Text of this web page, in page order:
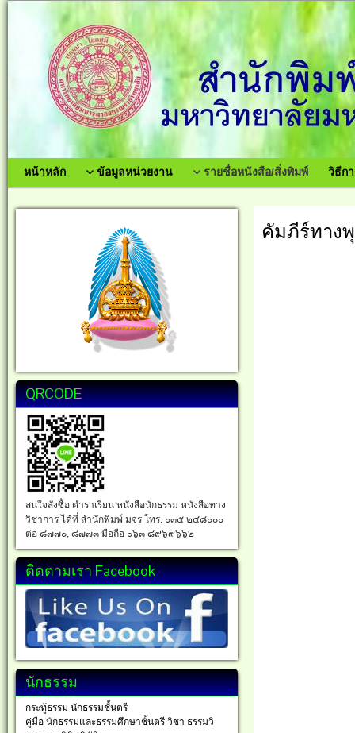
หน้าหลัก ข้อมูลหน่วยงาน รายชื่อหนังสือ/สิ่งพิมพ์ วิธีก
QRCODE
สนใจสั่งซื้อ ตำราเรียน หนังสือนักธรรม หนังสือทาง
วิชาการ ได้ที่ สำนักพิมพ์ มจร โทร. ๐๓๕ ๒๔๘๐๐๐
ต่อ ๘๗๗๐, ๘๗๗๓ มือถือ ๐๖๓ ๘๙๖๙๖๖๒
ติดตามเรา Facebook
นักธรรม
กระทู้ธรรม นักธรรมชั้นตรี
คู่มือ นักธรรมและธรรมศึกษาชั้นตรี วิชา ธรรมวิ
คัมภีร์ทาง